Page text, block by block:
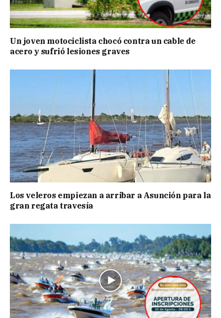
Un joven motociclista chocó contra un cable de
acero y sufrió lesiones graves
Los veleros empiezan a arribar a Asunción para la
gran regata travesía